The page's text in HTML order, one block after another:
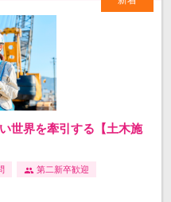
世界を牽引する【土木施
第二新卒歓迎